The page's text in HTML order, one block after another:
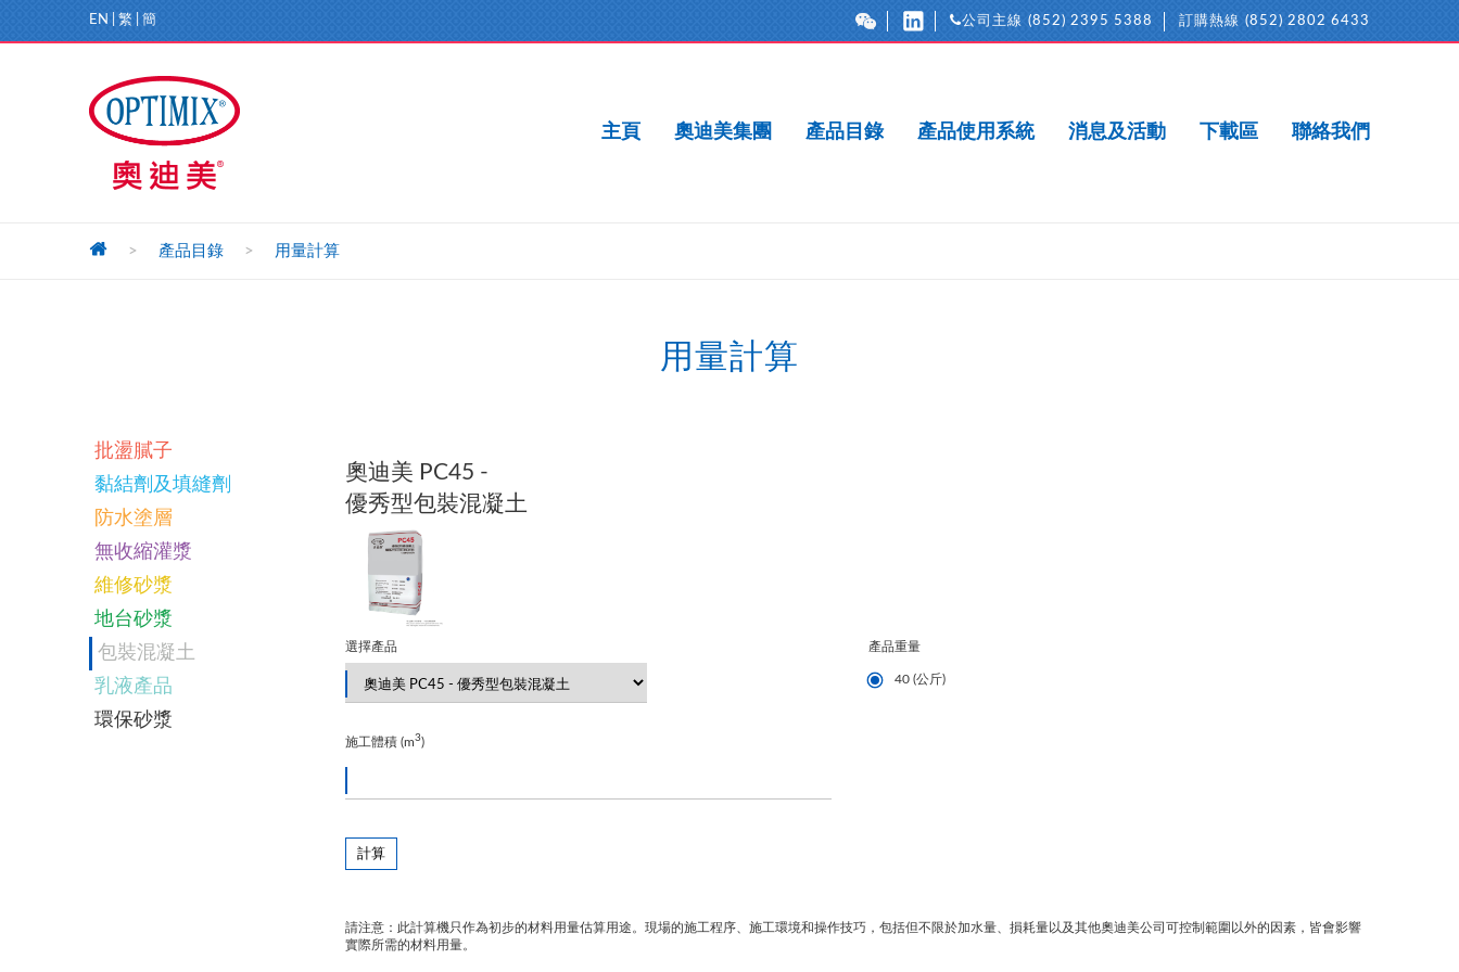
EN 繁 簡 公司主線 (852) 2395 5388 訂購熱線 (852) 2802 6433
主頁 奧迪美集團 產品目錄 產品使用系統 消息及活動 下載區 聯絡我們
> 產品目錄 > 用量計算
用量計算
批盪膩子
黏結劑及填縫劑
防水塗層
無收縮灌漿
維修砂漿
地台砂漿
包裝混凝土
乳液產品
環保砂漿
奧迪美 PC45 -
優秀型包裝混凝土
選擇產品 產品重量
40 (公斤)
施工體積 (m3)
計算
請注意：此計算機只作為初步的材料用量估算用途。現場的施工程序、施工環境和操作技巧，包括但不限於加水量、損耗量以及其他奧迪美公司可控制範圍以外的因素，皆會影響
實際所需的材料用量。